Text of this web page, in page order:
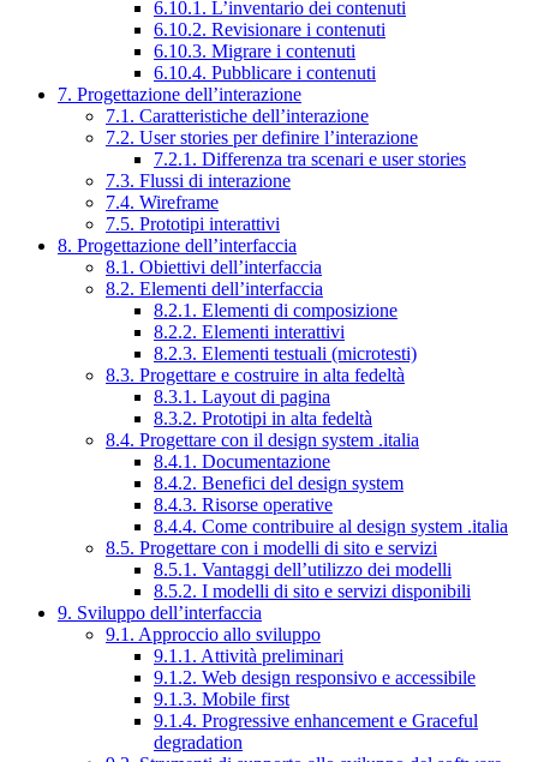
6.10.1. L’inventario dei contenuti
6.10.2. Revisionare i contenuti
6.10.3. Migrare i contenuti
6.10.4. Pubblicare i contenuti
7. Progettazione dell’interazione
7.1. Caratteristiche dell’interazione
7.2. User stories per definire l’interazione
7.2.1. Differenza tra scenari e user stories
7.3. Flussi di interazione
7.4. Wireframe
7.5. Prototipi interattivi
8. Progettazione dell’interfaccia
8.1. Obiettivi dell’interfaccia
8.2. Elementi dell’interfaccia
8.2.1. Elementi di composizione
8.2.2. Elementi interattivi
8.2.3. Elementi testuali (microtesti)
8.3. Progettare e costruire in alta fedeltà
8.3.1. Layout di pagina
8.3.2. Prototipi in alta fedeltà
8.4. Progettare con il design system .italia
8.4.1. Documentazione
8.4.2. Benefici del design system
8.4.3. Risorse operative
8.4.4. Come contribuire al design system .italia
8.5. Progettare con i modelli di sito e servizi
8.5.1. Vantaggi dell’utilizzo dei modelli
8.5.2. I modelli di sito e servizi disponibili
9. Sviluppo dell’interfaccia
9.1. Approccio allo sviluppo
9.1.1. Attività preliminari
9.1.2. Web design responsivo e accessibile
9.1.3. Mobile first
9.1.4. Progressive enhancement e Graceful
degradation